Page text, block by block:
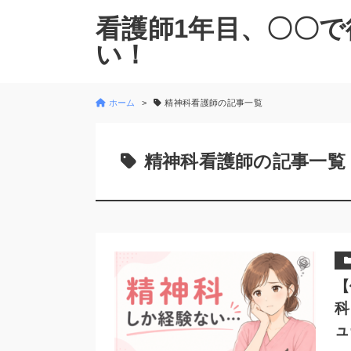
看護師1年目、〇〇
い！
ホーム 精神科看護師の記事一覧
精神科看護師の記事一覧